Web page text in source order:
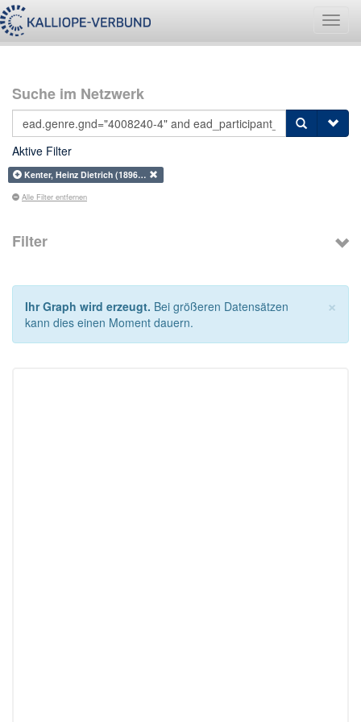
Suche im Netzwerk
Aktive Filter
Kenter, Heinz Dietrich (1896…
Alle Filter entfernen
Filter
×
Ihr Graph wird erzeugt. Bei größeren Datensätzen
kann dies einen Moment dauern.